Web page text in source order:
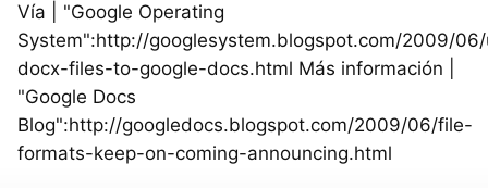
Vía | "Google Operating
System":http://googlesystem.blogspot.com/2009/
docx-files-to-google-docs.html Más información |
"Google Docs
Blog":http://googledocs.blogspot.com/2009/06/file-
formats-keep-on-coming-announcing.html